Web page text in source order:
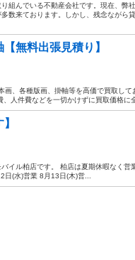
組んでいる不動産会社です。現在、弊
数来ております。しかし、残念ながら
無料出張見積り】
画、各種版画、掛軸等を高価で買取し
人件費などを一切かけずに買取価格に
イル柏店です。 柏店は夏期休暇なく営
(水)営業 8月13日(木)営...